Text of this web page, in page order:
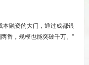
融资的大门，通过成都银
番，规模也能突破千万。”